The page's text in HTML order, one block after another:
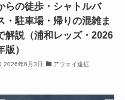
らの徒歩・シャトルバ
・駐車場・帰りの混雑ま
解説（浦和レッズ・2026
版）
2026年6月3日 アウェイ遠征